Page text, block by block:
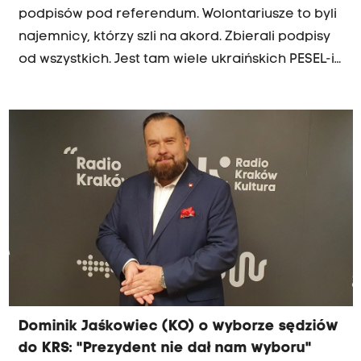
podpisów pod referendum. Wolontariusze to byli
najemnicy, którzy szli na akord. Zbierali podpisy
od wszystkich. Jest tam wiele ukraińskich PESEL-i -
inicjatorzy referendum dot. odwołania
prezydenta Krakowa Aleksandra Miszalskiego
(KO) złożyli w prokuraturze zawiadomienie o
możliwości popełnienia przestępstwa przeciwko
referendum. Według nich przeciwnicy akcji mogli
celowo przekazywać fałszywe dane na listach
poparcia.
Dominik Jaśkowiec (KO) o wyborze sędziów
do KRS: "Prezydent nie dał nam wyboru"